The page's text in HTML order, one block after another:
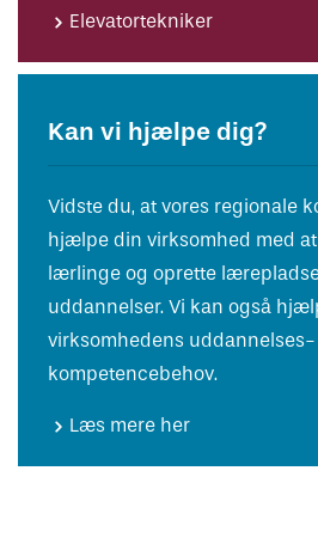
Elevatortekniker
Kan vi hjælpe dig?
Vidste du, at vores regionale
hjælpe din virksomhed med
lærlinge og oprette
uddannelser. Vi kan også
virksomhedens uddannelses-
kompetencebehov.
Læs mere her